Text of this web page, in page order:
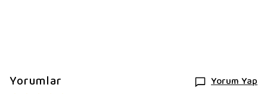
Yorumlar Yorum Yap